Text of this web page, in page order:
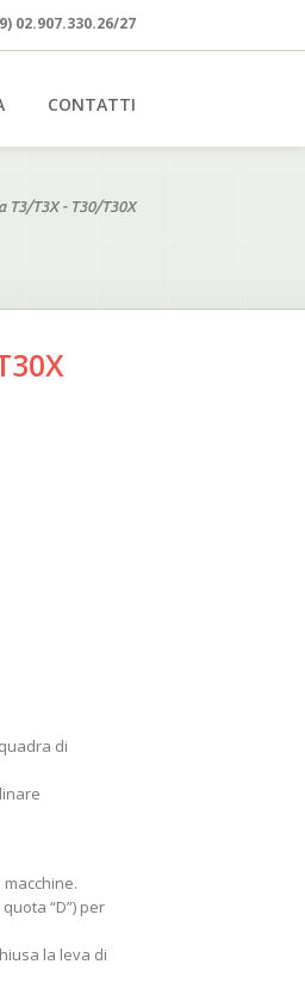
02.907.330.26/27
CONTATTI
T3/T3X - T30/T30X
di
“D”) per
la leva di